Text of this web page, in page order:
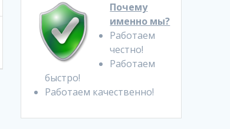
Почему
именно мы?
Работаем
честно!
Работаем
быстро!
Работаем качественно!